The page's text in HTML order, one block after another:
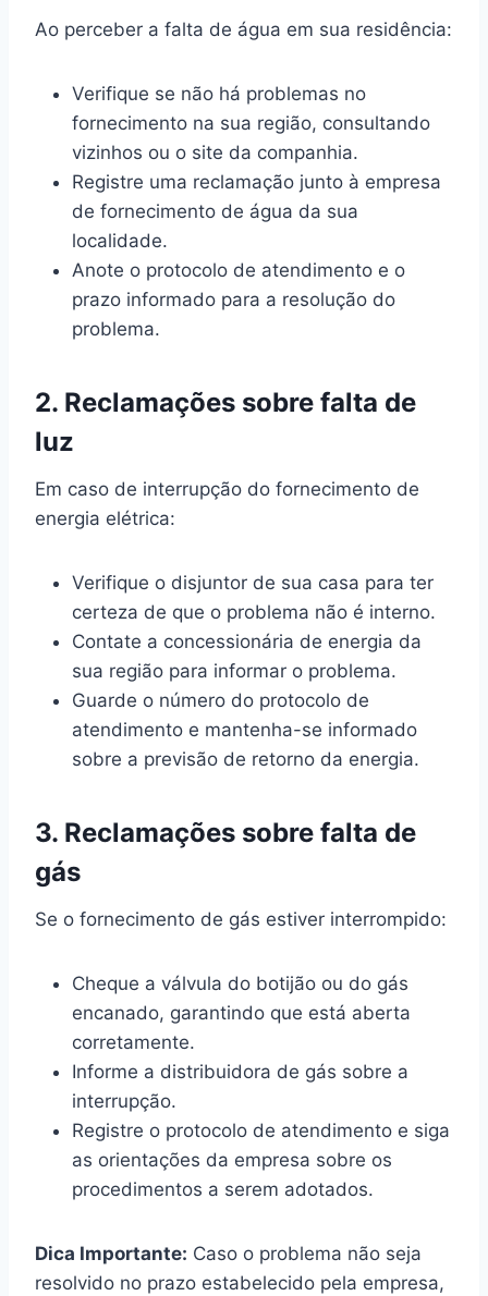
Ao perceber a falta de água em sua residência:
Verifique se não há problemas no
fornecimento na sua região, consultando
vizinhos ou o site da companhia.
Registre uma reclamação junto à empresa
de fornecimento de água da sua
localidade.
Anote o protocolo de atendimento e o
prazo informado para a resolução do
problema.
2. Reclamações sobre falta de
luz
Em caso de interrupção do fornecimento de
energia elétrica:
Verifique o disjuntor de sua casa para ter
certeza de que o problema não é interno.
Contate a concessionária de energia da
sua região para informar o problema.
Guarde o número do protocolo de
atendimento e mantenha-se informado
sobre a previsão de retorno da energia.
3. Reclamações sobre falta de
gás
Se o fornecimento de gás estiver interrompido:
Cheque a válvula do botijão ou do gás
encanado, garantindo que está aberta
corretamente.
Informe a distribuidora de gás sobre a
interrupção.
Registre o protocolo de atendimento e siga
as orientações da empresa sobre os
procedimentos a serem adotados.
Dica Importante: Caso o problema não seja
resolvido no prazo estabelecido pela empresa,